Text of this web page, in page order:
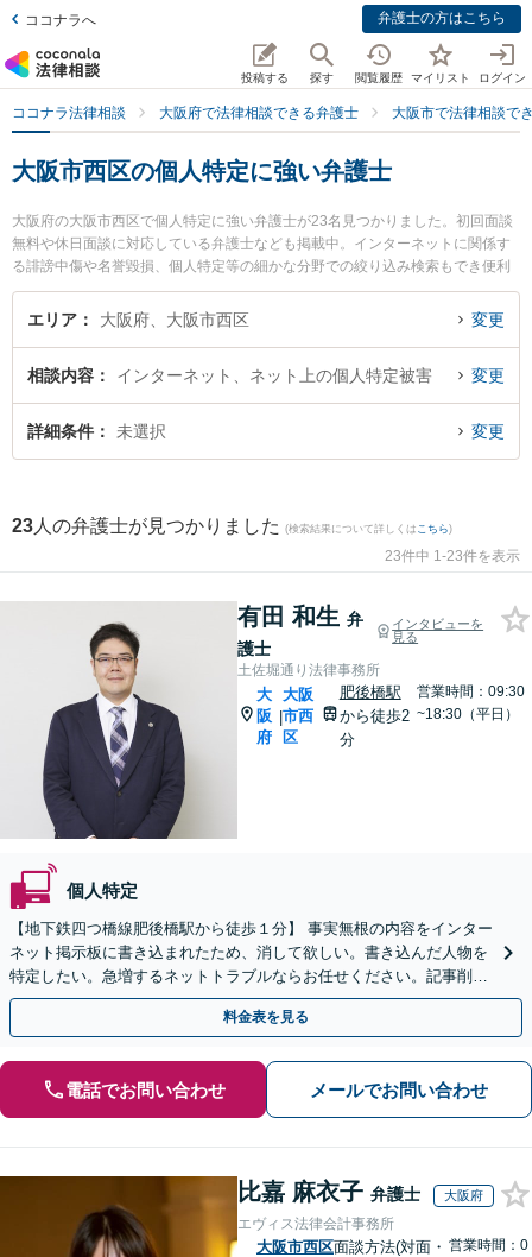
ココナラへ 弁護士の方はこちら
投稿する 探す 閲覧履歴 マイリスト ログイン
ココナラ法律相談 大阪府で法律相談できる弁護士 大阪市で法律相談で
大阪市西区の個人特定に強い弁護士
大阪府の大阪市西区で個人特定に強い弁護士が23名見つかりました。初回面談
無料や休日面談に対応している弁護士なども掲載中。インターネットに関係す
る誹謗中傷や名誉毀損、個人特定等の細かな分野での絞り込み検索もでき便利
です。特に土佐堀通り法律事務所の有田 和生弁護士や法律事務所Acrew（アク
ル）の中原 圭介弁護士、土佐堀通り法律事務所の常谷 麻子弁護士のプロフィー
のトラブル解決の実績豊富な近くの弁護士を検索したい』『初回相談無料で個
人特定を法律相談できる大阪市西区内の弁護士に相談予約したい』などでお困
りの相談者さんにおすすめです。
エリア 大阪府、大阪市西区 変更
相談内容 インターネット、ネット上の個人特定被害 変更
詳細条件 未選択 変更
23 人の弁護士が見つかりました (検索結果について詳しくは こちら)
23件中 1-23件を表示
有田 和生 弁
護士
インタビューを
見る
土佐堀通り法律事務所
大
阪
府
|
大阪
市西
区
肥後橋駅
から徒歩2
分
営業時間：09:30
~18:30（平日）
個人特定
【地下鉄四つ橋線肥後橋駅から徒歩１分】 事実無根の内容をインター
ネット掲示板に書き込まれたため、消して欲しい。書き込んだ人物を
特定したい。急増するネットトラブルならお任せください。記事削除
なら最短で数時間で解決も【メール／ビデオ相談可】
料金表を見る
電話でお問い合わせ メールでお問い合わせ
比嘉 麻衣子 弁護士 大阪府
エヴィス法律会計事務所
大阪市西区面談方法(対面・ 営業時間：0